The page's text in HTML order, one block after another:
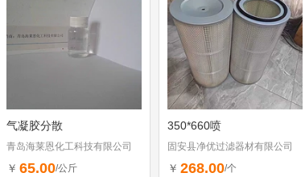
气凝胶分散
青岛海莱恩化工科技有限公司
￥ 65.00/公斤
350*660喷
固安县净优过滤器材有限公司
￥ 268.00/个